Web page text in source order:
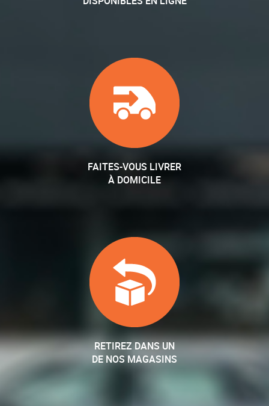
FAITES-VOUS LIVRER
À DOMICILE
RETIREZ DANS UN
DE NOS MAGASINS